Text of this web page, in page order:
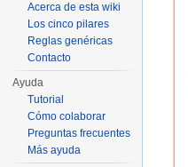
Acerca de esta wiki
Los cinco pilares
Reglas genéricas
Contacto
Ayuda
Tutorial
Cómo colaborar
Preguntas frecuentes
Más ayuda